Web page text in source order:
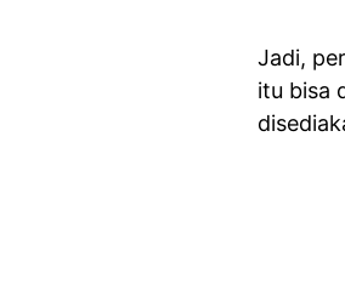
Jadi,
itu bisa